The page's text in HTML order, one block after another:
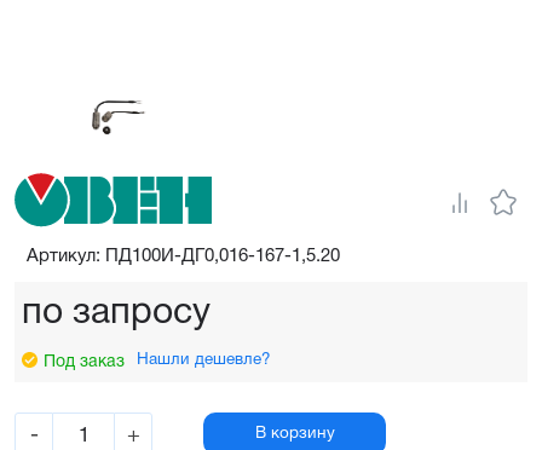
по запросу
Под заказ Нашли дешевле?
- + В корзину
Артикул: ПД100И-ДГ0,016-167-1,5.20